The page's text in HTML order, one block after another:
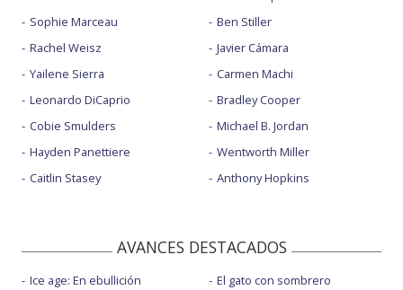
Sophie Marceau
Rachel Weisz
Yailene Sierra
Leonardo DiCaprio
Cobie Smulders
Hayden Panettiere
Caitlin Stasey
Ben Stiller
Javier Cámara
Carmen Machi
Bradley Cooper
Michael B. Jordan
Wentworth Miller
Anthony Hopkins
AVANCES DESTACADOS
Ice age: En ebullición
El gato con sombrero